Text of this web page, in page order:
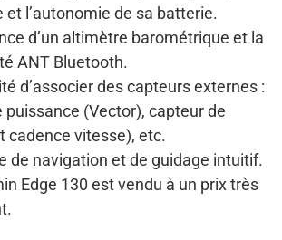
et l’autonomie de sa batterie.
d’un altimètre barométrique et la
ANT Bluetooth.
d’associer des capteurs externes :
puissance (Vector), capteur de
cadence vitesse), etc.
de navigation et de guidage intuitif.
Edge 130 est vendu à un prix très
.